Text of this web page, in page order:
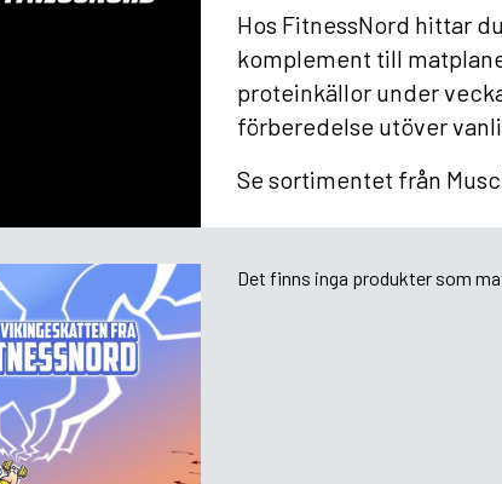
Hos FitnessNord hittar
komplement till
proteinkällor under
förberedelse utöver
Se sortimentet från
Det finns inga produkter som